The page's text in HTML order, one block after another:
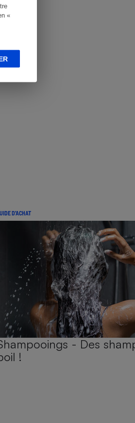
«
D'ACHAT
- Des
!